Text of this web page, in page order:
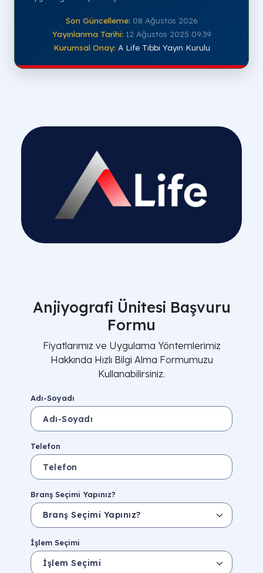
Son Güncelleme: 08 Ağustos 2026
Yayınlanma Tarihi: 12 Ağustos 2025 09:39
Kurumsal Onay: A Life Tıbbi Yayın Kurulu
Anjiyografi Ünitesi Başvuru
Formu
Fiyatlarımız ve Uygulama Yöntemlerimiz
Hakkında Hızlı Bilgi Alma Formumuzu
Kullanabilirsiniz.
Adı-Soyadı
Telefon
Branş Seçimi Yapınız?
İşlem Seçimi